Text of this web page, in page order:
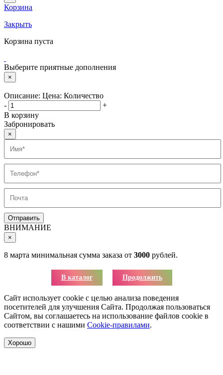
Корзина
Закрыть
Корзина пуста
Выберите приятные дополнения
×
Описание: Цена: Количество
-
+
В корзину
Забронировать
×
ВНИМАНИЕ
×
8 марта минимальная сумма заказа от 3000 рублей.
В каталог Продолжить
Сайт использует cookie с целью анализа поведения
посетителей для улучшения Сайта. Продолжая пользоваться
Сайтом, вы соглашаетесь на использование файлов cookie в
соответствии с нашими Cookie-правилами.
Хорошо